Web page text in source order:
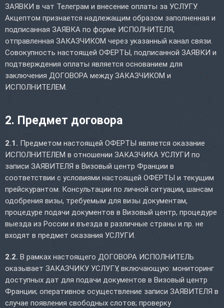
ЗАЯВКИ в чат Телеграм и внесение оплаты за УСЛУГУ.
Акцептом признается надлежащим образом заполненная и
подписанная ЗАЯВКА по форме ИСПОЛНИТЕЛЯ,
отправленная ЗАКАЗЧИКОМ через указанный канал связи.
Совокупность настоящей ОФЕРТЫ, подписанной ЗАЯВКИ и
подтверждения оплаты является основанием для
заключения ДОГОВОРА между ЗАКАЗЧИКОМ и
ИСПОЛНИТЕЛЕМ.
2. Предмет договора
2.1. Предметом настоящей ОФЕРТЫ является оказание
ИСПОЛНИТЕЛЕМ в отношении ЗАКАЗЧИКА УСЛУГИ по
записи ЗАЯВИТЕЛЯ в Визовый центр Франции в
соответствии с условиями настоящей ОФЕРТЫ и текущим
прейскурантом. Консультации по личной ситуации, шансам
одобрения визы, требуемым для визы документам,
процедуре подачи документов в Визовый центр, процедуре
выезда из России и въезда в различные страны и пр. не
входят в предмет оказания УСЛУГИ.
2.2. В рамках настоящего ДОГОВОРА ИСПОЛНИТЕЛЬ
оказывает ЗАКАЗЧИКУ УСЛУГУ, включающую: мониторинг
доступных дат для подачи документов в Визовый центр
Франции; оперативное осуществление записи ЗАЯВИТЕЛЯ в
случае появления свободных слотов; проверку